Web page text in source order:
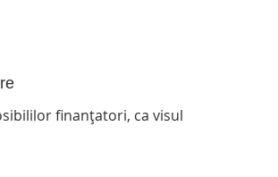
finanțatori, ca visul